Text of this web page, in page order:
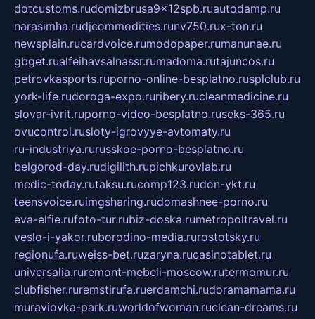
dotcustoms.rudomizbrusa9x12spb.ruautodamp.ru
narasimha.rudjcommodities.runv750.rux-ton.ru
newsplain.rucardvoice.rumodopaper.rumanunae.ru
gbget.rualfeihavsalnassr.rumadoma.rutajuncos.ru
petrovkasports.ruporno-online-besplatno.rusplclub.ru
york-life.rudoroga-expo.ruribery.rucleanmedicine.ru
slovar-ivrit.ruporno-video-besplatno.ruseks-365.ru
ovucontrol.rusloty-igrovyye-avtomaty.ru
ru-industriya.rurusskoe-porno-besplatno.ru
belgorod-day.rudigilith.rupichkurovlab.ru
medic-today.rutaksu.rucomp123.rudon-ykt.ru
teensvoice.ruimgsharing.rudomashnee-porno.ru
eva-elfie.rufoto-tur.rubiz-doska.rumetropoltravel.ru
veslo-i-yakor.ruborodino-media.rurostotsky.ru
regionufa.ruweiss-bet.ruzaryna.rucasinotablet.ru
universalia.ruremont-mebeli-moscow.rutermomur.ru
clubfisher.ruremstirufa.ruerdamchi.rudoramamama.ru
muraviovka-park.ruworldofwoman.ruclean-dreams.ru